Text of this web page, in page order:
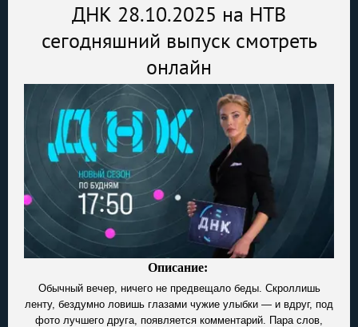
ДНК 28.10.2025 на НТВ
сегодняшний выпуск смотреть
онлайн
Описание:
Обычный вечер, ничего не предвещало беды. Скроллишь
ленту, бездумно ловишь глазами чужие улыбки — и вдруг, под
фото лучшего друга, появляется комментарий. Пара слов,